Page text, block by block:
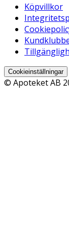
Köpvillkor
Cookieinställningar
© Apoteket AB